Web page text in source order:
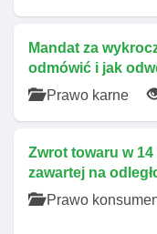
Mandat za
odmówić i jak
Prawo karne
Zwrot towaru w
zawartej na
Prawo